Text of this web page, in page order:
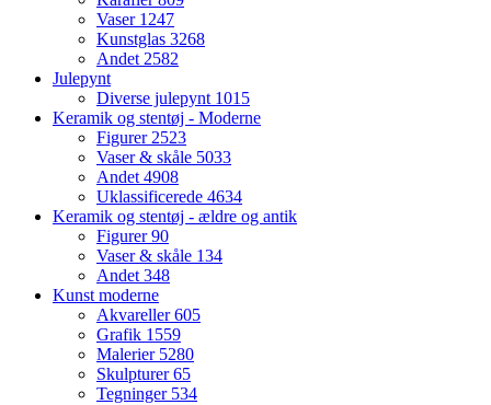
Vaser 1247
Kunstglas 3268
Andet2582
Julepynt
Diverse julepynt 1015
Keramik og stentøj - Moderne
Figurer2523
Vaser & skåle 5033
Andet4908
Uklassificerede 4634
Keramik og stentøj - ældre og antik
Figurer90
Vaser & skåle 134
Andet348
Kunst moderne
Akvareller605
Grafik 1559
Malerier 5280
Skulpturer65
Tegninger 534